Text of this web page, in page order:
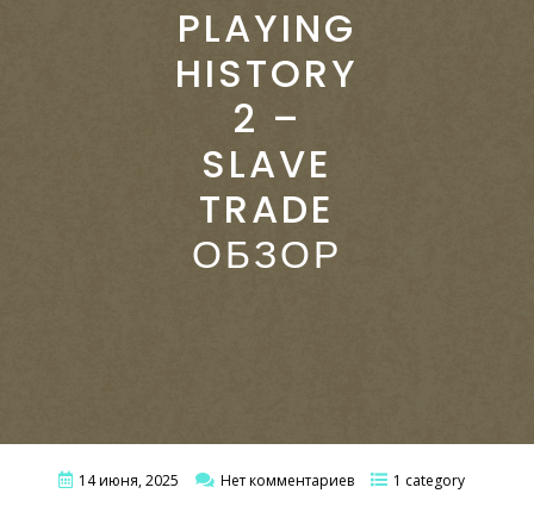
PLAYING
HISTORY
2 –
SLAVE
TRADE
ОБЗОР
14 июня, 2025 Нет комментариев 1 category